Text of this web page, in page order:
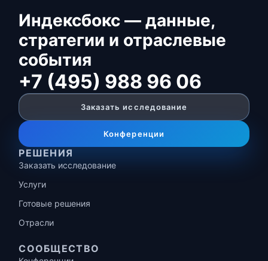
Индексбокс — данные,
стратегии и отраслевые
события
+7 (495) 988 96 06
Заказать исследование
Конференции
РЕШЕНИЯ
Заказать исследование
Услуги
Готовые решения
Отрасли
СООБЩЕСТВО